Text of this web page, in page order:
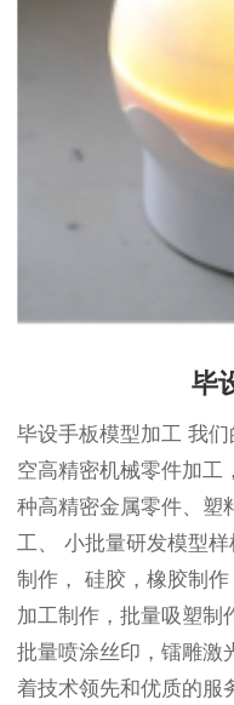
毕
毕设手板模型加工 我
空高精密机械零件加工
种高精密金属零件、塑
工、 小批量研发模型
制作， 硅胶，橡胶制
加工制作，批量吸塑制
批量喷涂丝印，镭雕激
着技术领先和优质的服